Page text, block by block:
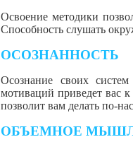
Освоение методики
Способность слушать
ОСОЗНАННОСТЬ
Осознание своих
мотиваций приведет вас
позволит вам делать по-
ОБЪЕМНОЕ